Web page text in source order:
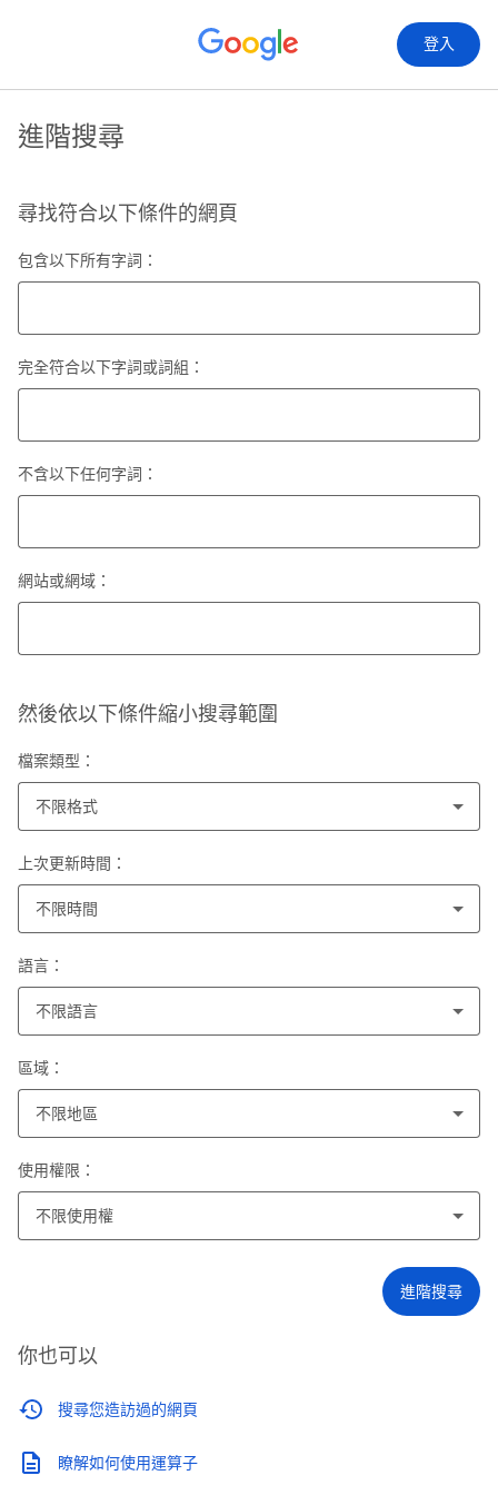
登入
進階搜尋
尋找符合以下條件的網頁
包含以下所有字詞：
完全符合以下字詞或詞組：
不含以下任何字詞：
網站或網域：
然後依以下條件縮小搜尋範圍
檔案類型：
不限格式
上次更新時間：
不限時間
語言：
不限語言
區域：
不限地區
使用權限：
不限使用權
進階搜尋
你也可以
搜尋您造訪過的網頁
瞭解如何使用運算子